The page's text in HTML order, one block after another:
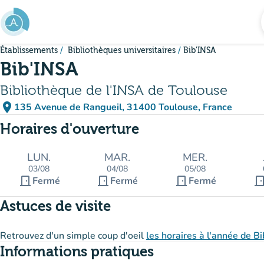
Aller au contenu principal
Établissements Bibliothèques universitaires Bib'INSA
Bib'INSA
Bibliothèque de l'INSA de Toulouse
place 135 Avenue de Rangueil, 31400 Toulouse, France
(ouvrir dans Google Maps)
(nouvel onglet)
Horaires d'ouverture
LUN.
03/08
door_front Fermé
MAR.
04/08
door_front Fermé
MER.
05/08
door_front Fermé door_front
Astuces de visite
Retrouvez d'un simple coup d'oeil les horaires à l'année de
Informations pratiques